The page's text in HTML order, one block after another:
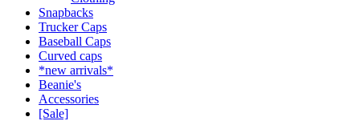
Snapbacks
Trucker Caps
Baseball Caps
Curved caps
*new arrivals*
Beanie's
Accessories
[Sale]